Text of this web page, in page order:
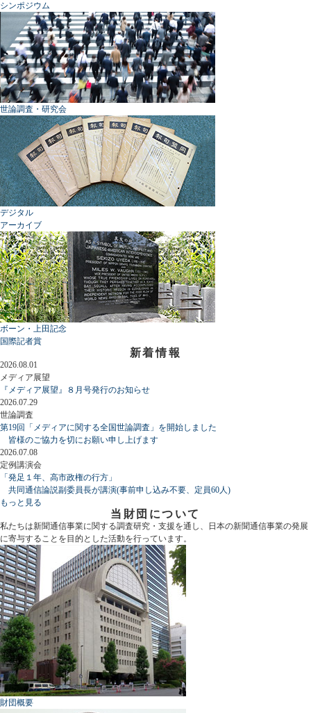
シンポジウム
世論調査・研究会
デジタル
アーカイブ
ボーン・上田記念
国際記者賞
新着情報
2026.08.01
メディア展望
『メディア展望』８月号発行のお知らせ
2026.07.29
世論調査
第19回「メディアに関する全国世論調査」を開始しました
皆様のご協力を切にお願い申し上げます
2026.07.08
定例講演会
「発足１年、高市政権の行方」
共同通信論説副委員長が講演(事前申し込み不要、定員60人)
もっと見る
当財団について
私たちは新聞通信事業に関する調査研究・支援を通し、日本の新聞通信事業の発展
に寄与することを目的とした活動を行っています。
財団概要